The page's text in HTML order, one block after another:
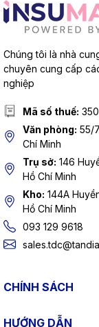
Chúng tôi là nhà
chuyên cung cấp
nghiệp
Mã số thuế:
Văn phòng: 55/
Chí Minh
Trụ sở: 146
Hồ Chí Minh
Kho: 144A
Hồ Chí Minh
093 129 9618
CHÍNH SÁCH
HƯỚNG DẪN